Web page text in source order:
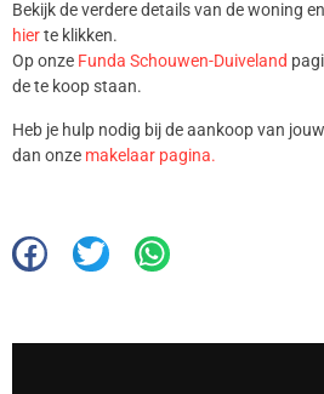
Bekijk de verdere details van de woning
hierte klikken.
Op onze Funda Schouwen-Duiveland
de te koop staan.
Heb je hulp nodig bij de aankoop van
dan onze makelaar pagina.